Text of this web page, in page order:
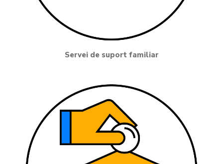
Servei de suport familiar